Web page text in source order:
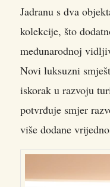
Jadranu s dva
kolekcije, što
međunarodnoj
Novi luksuzni
iskorak u razvoju
potvrđuje smjer
više dodane